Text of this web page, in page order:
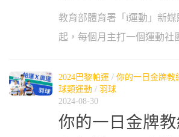
教育部體育署「i運動」新媒
起，每個月主打一個運動社
2024巴黎帕運 / 你的一日金牌教
球類運動 / 羽球
2024-08-30
你的一日金牌